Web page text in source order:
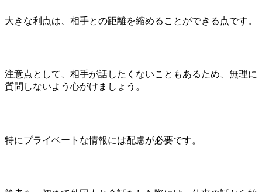
大きな利点は、相手との距離を縮めることができる点です。
注意点として、相手が話したくないこともあるため、無理に
質問しないよう心がけましょう。
特にプライベートな情報には配慮が必要です。